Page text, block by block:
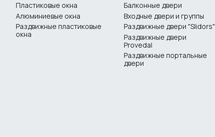
Пластиковые окна
Алюминиевые окна
Раздвижные пластиковые
окна
Балконные двери
Входные двери и группы
Раздвижные двери "Slidors"
Раздвижные двери
Provedal
Раздвижные портальные
двери